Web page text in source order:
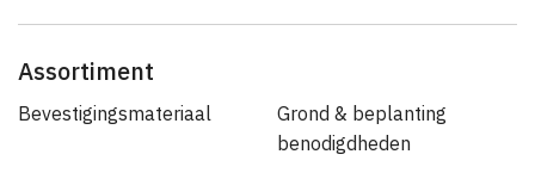
Assortiment
Bevestigingsmateriaal
Grond & beplanting
benodigdheden